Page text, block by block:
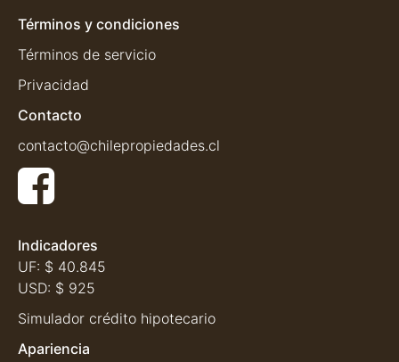
Términos y condiciones
Términos de servicio
Privacidad
Contacto
contacto@chilepropiedades.cl
Indicadores
UF: $ 40.845
USD: $ 925
Simulador crédito hipotecario
Apariencia